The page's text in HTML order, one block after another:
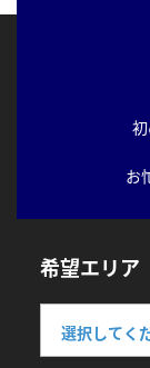
お
希望エリア